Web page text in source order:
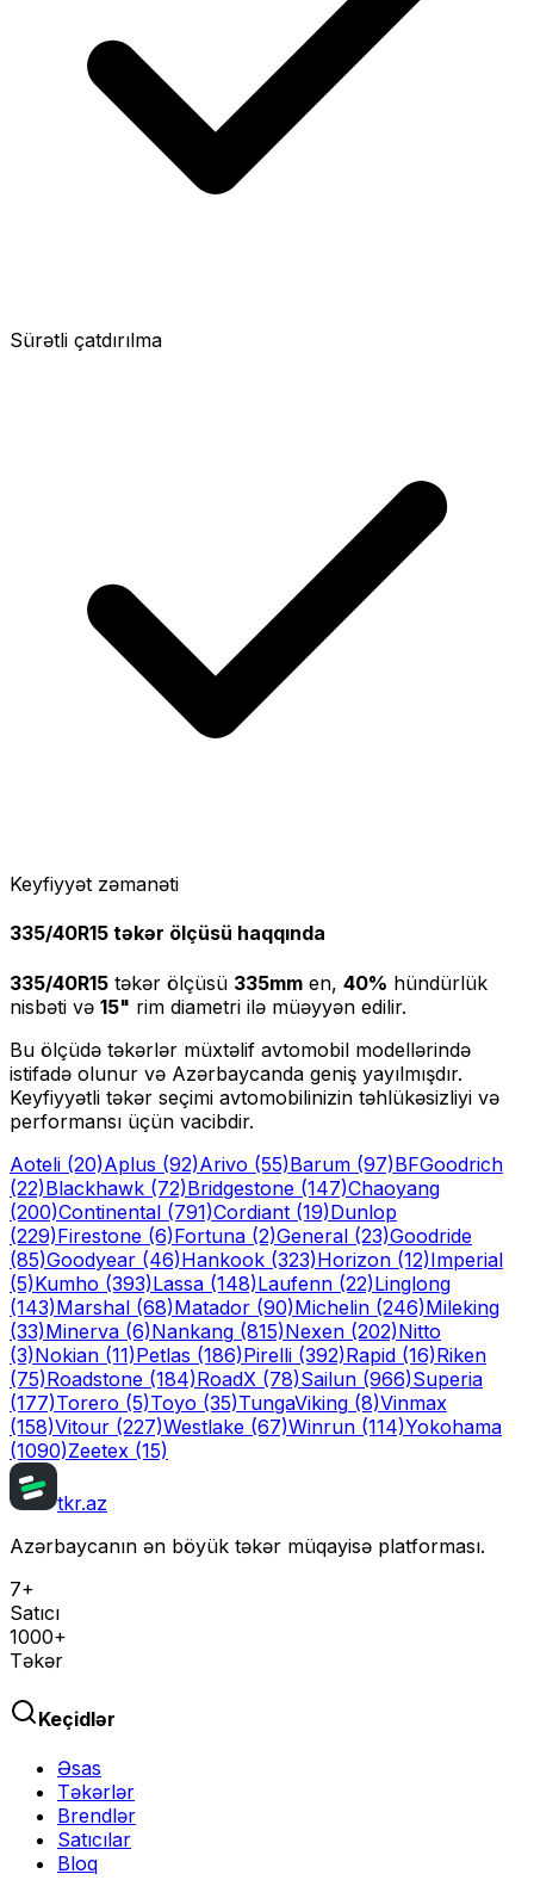
Sürətli çatdırılma
Keyfiyyət zəmanəti
335/40R15 təkər ölçüsü haqqında
335/40R15 təkər ölçüsü 335mm en, 40% hündürlük
nisbəti və 15" rim diametri ilə müəyyən edilir.
Bu ölçüdə təkərlər müxtəlif avtomobil modellərində
istifadə olunur və Azərbaycanda geniş yayılmışdır.
Keyfiyyətli təkər seçimi avtomobilinizin təhlükəsizliyi və
performansı üçün vacibdir.
Aoteli (20)Aplus (92)Arivo (55)Barum (97)BFGoodrich
(22)Blackhawk (72)Bridgestone (147)Chaoyang
(200)Continental (791)Cordiant (19)Dunlop
(229)Firestone (6)Fortuna (2)General (23)Goodride
(85)Goodyear (46)Hankook (323)Horizon (12)Imperial
(5)Kumho (393)Lassa (148)Laufenn (22)Linglong
(143)Marshal (68)Matador (90)Michelin (246)Mileking
(33)Minerva (6)Nankang (815)Nexen (202)Nitto
(3)Nokian (11)Petlas (186)Pirelli (392)Rapid (16)Riken
(75)Roadstone (184)RoadX (78)Sailun (966)Superia
(177)Torero (5)Toyo (35)TungaViking (8)Vinmax
(158)Vitour (227)Westlake (67)Winrun (114)Yokohama
(1090)Zeetex (15)
tkr.az
Azərbaycanın ən böyük təkər müqayisə platforması.
7+
Satıcı
1000+
Təkər
Keçidlər
Əsas
Təkərlər
Brendlər
Satıcılar
Bloq